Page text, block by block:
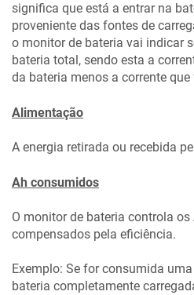
significa que está a entrar na
proveniente das fontes de
o monitor de bateria vai indicar
bateria total, sendo esta a
da bateria menos a corrente
Alimentação
A energia retirada ou recebida
Ah consumidos
O monitor de bateria controla
compensados pela eficiência.
Exemplo: Se for consumida
bateria completamente